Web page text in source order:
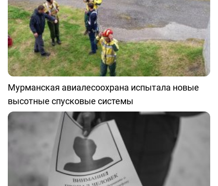
Мурманская авиалесоохрана испытала новые
высотные спусковые системы